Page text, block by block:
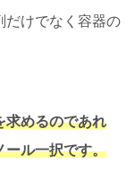
だけでなく容器の
求めるのであれ
ール一択です。